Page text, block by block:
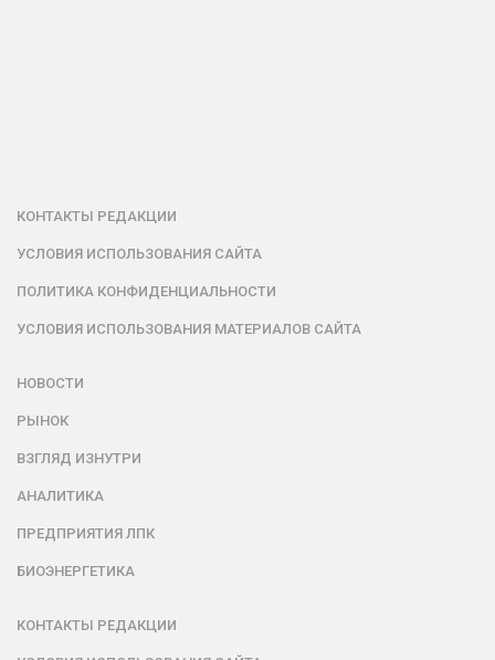
КОНТАКТЫ РЕДАКЦИИ
УСЛОВИЯ ИСПОЛЬЗОВАНИЯ САЙТА
ПОЛИТИКА КОНФИДЕНЦИАЛЬНОСТИ
УСЛОВИЯ ИСПОЛЬЗОВАНИЯ МАТЕРИАЛОВ САЙТА
НОВОСТИ
РЫНОК
ВЗГЛЯД ИЗНУТРИ
АНАЛИТИКА
ПРЕДПРИЯТИЯ ЛПК
БИОЭНЕРГЕТИКА
КОНТАКТЫ РЕДАКЦИИ